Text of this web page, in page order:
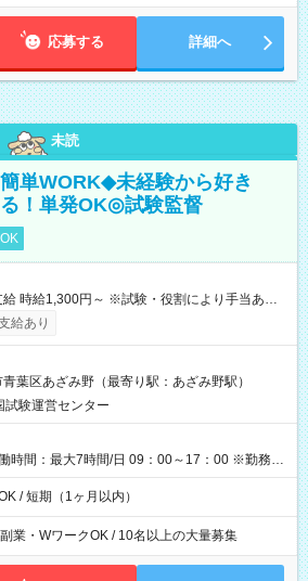
応募する 詳細へ
未読
単WORK◆未経験から好き
！単発OK◎試験監督
当あり
昇給あり 【即給（前払い）オプションあ
る場合、勤務から1週間ほどで給与の一部を受け
擬試験 8:30～17:30（休憩1時間） 時給1,300円
円＋交通費 ※当日の役割により時給＋100
国家試験 7:00～13:30（休憩なし） 時給1,300
円）×6時間＝日収8,400円＋交通費 【試用期
給あり
葉区あざみ野（最寄り駅：あざみ野駅）
試験運営センター
時間：最大7時間/日 09：00～17：00 ※勤務時
異なります。
/ 短期（1ヶ月以内）
業・WワークOK / 10名以上の大量募集